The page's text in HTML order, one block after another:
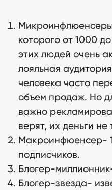
которого от 1000
этих людей очень
лояльная
человека часто
объем продаж. Но
важно
верят, их деньги
Макроинфюенсер-
подписчиков.
Блогер-
Блогер-звезда-